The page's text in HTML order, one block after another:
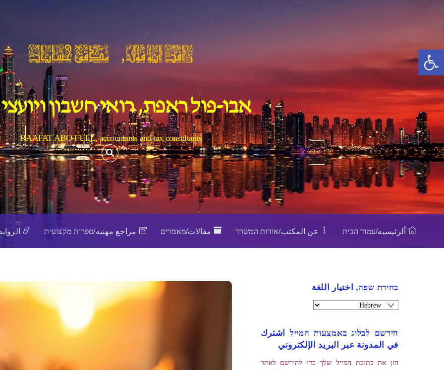
פתח סרגל נגישות
אבו-פול ראפת, רואי חשבון
RAAFAT ABO-FULL, accountants and tax consultants
ألرئيسيه/עמוד הבית عن المكتب/אודות המשרד مقالات/מאמרים مراجع مهنيه/ספרות מקצועית
בחירת שפה, اختيار اللغة
הירשם לבלוג באמצעות המייל اشترك
في المدونة عبر البريد الإلكتروني
הזן את כתובת המייל שלך כדי להירשם לאתר